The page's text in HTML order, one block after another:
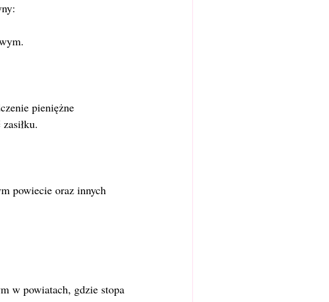
powiecie oraz innych
w powiatach, gdzie stopa